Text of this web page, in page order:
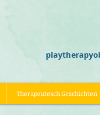
Therapeutesch Geschichten